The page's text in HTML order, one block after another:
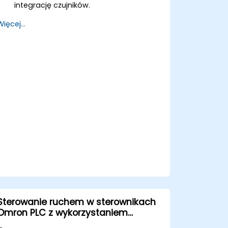
integrację czujników.
techniki rozwiązywania problemów.
ruchem w sterownikach
PLC z wykorzystaniem